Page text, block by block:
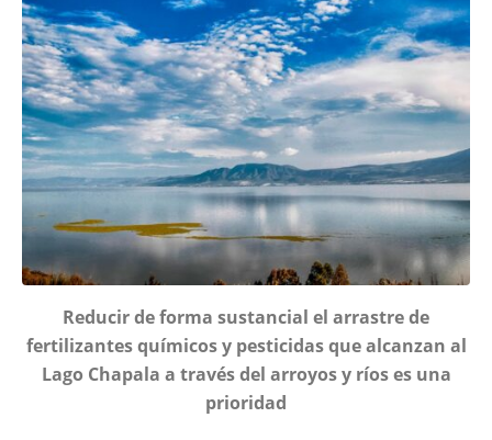
Reducir de forma sustancial el arrastre de
fertilizantes químicos y pesticidas que alcanzan al
Lago Chapala a través del arroyos y ríos es una
prioridad